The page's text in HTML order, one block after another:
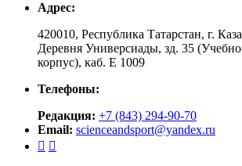
Адрес:
420010, Республика Татарстан, г.
Деревня Универсиады, зд. 35
корпус), каб. Е 1009
Телефоны:
Редакция: +7 (843) 294-90-70
Email: scienceandsport@yandex.ru
 